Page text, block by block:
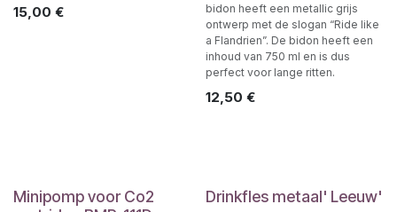
15,00 €
bidon heeft een metallic grijs
ontwerp met de slogan “Ride like
a Flandrien”. De bidon heeft een
inhoud van 750 ml en is dus
perfect voor lange ritten.
12,50 €
Minipomp voor Co2
Drinkfles metaal' Leeuw'